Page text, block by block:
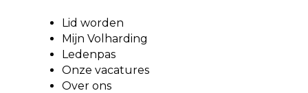
Lid worden
Mijn Volharding
Ledenpas
Onze vacatures
Over ons